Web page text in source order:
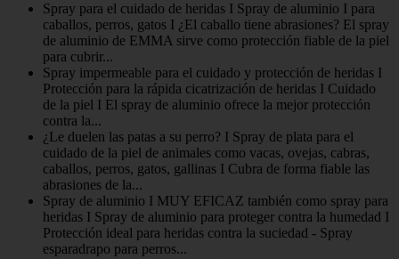
Spray para el cuidado de heridas I Spray de aluminio I para
caballos, perros, gatos I ¿El caballo tiene abrasiones? El spray
de aluminio de EMMA sirve como protección fiable de la piel
para cubrir...
Spray impermeable para el cuidado y protección de heridas I
Protección para la rápida cicatrización de heridas I Cuidado
de la piel I El spray de aluminio ofrece la mejor protección
contra la...
¿Le duelen las patas a su perro? I Spray de plata para el
cuidado de la piel de animales como vacas, ovejas, cabras,
caballos, perros, gatos, gallinas I Cubra de forma fiable las
abrasiones de la...
Spray de aluminio I MUY EFICAZ también como spray para
heridas I Spray de aluminio para proteger contra la humedad I
Protección ideal para heridas contra la suciedad - Spray
esparadrapo para perros...